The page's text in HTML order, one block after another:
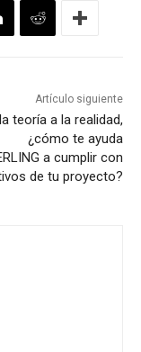
Artículo siguiente
teoría a la realidad,
¿cómo te ayuda
a cumplir con
de tu proyecto?